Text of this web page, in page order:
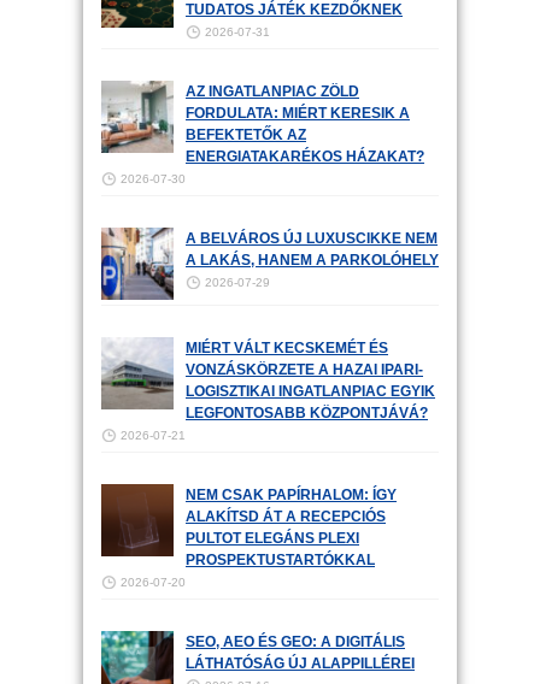
TUDATOS JÁTÉK KEZDŐKNEK
2026-07-31
AZ INGATLANPIAC ZÖLD
FORDULATA: MIÉRT KERESIK A
BEFEKTETŐK AZ
ENERGIATAKARÉKOS HÁZAKAT?
2026-07-30
A BELVÁROS ÚJ LUXUSCIKKE NEM
A LAKÁS, HANEM A PARKOLÓHELY
2026-07-29
MIÉRT VÁLT KECSKEMÉT ÉS
VONZÁSKÖRZETE A HAZAI IPARI-
LOGISZTIKAI INGATLANPIAC EGYIK
LEGFONTOSABB KÖZPONTJÁVÁ?
2026-07-21
NEM CSAK PAPÍRHALOM: ÍGY
ALAKÍTSD ÁT A RECEPCIÓS
PULTOT ELEGÁNS PLEXI
PROSPEKTUSTARTÓKKAL
2026-07-20
SEO, AEO ÉS GEO: A DIGITÁLIS
LÁTHATÓSÁG ÚJ ALAPPILLÉREI